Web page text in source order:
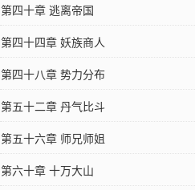
第四十章 逃离帝国
第四十四章 妖族商人
第四十八章 势力分布
第五十二章 丹气比斗
第五十六章 师兄师姐
第六十章 十万大山